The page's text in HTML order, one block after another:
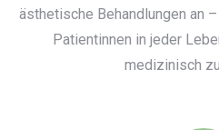
ästhetische Behandlungen an
Patientinnen in jeder
medizinisch